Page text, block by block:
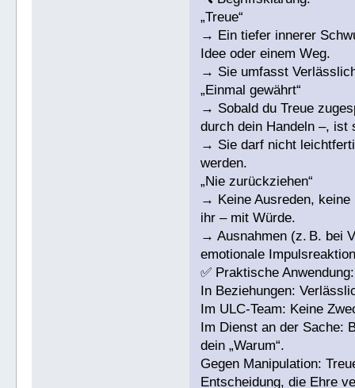
„Treue“
→ Ein tiefer innerer
Idee oder einem Weg.
→ Sie umfasst
„Einmal gewährt“
→ Sobald du Treue
durch dein Handeln –, ist
→ Sie darf nicht
werden.
„Nie zurückziehen“
→ Keine Ausreden, keine
ihr – mit Würde.
→ Ausnahmen (z. B. bei
emotionale
✅ Praktische Anwendung:
In Beziehungen:
Im ULC-Team: Keine
Im Dienst an der Sache:
dein „Warum“.
Gegen Manipulation:
Entscheidung, die Ehre